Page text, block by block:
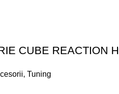
CUBE REACTION
, Tuning